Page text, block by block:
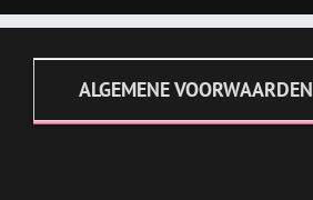
ALGEMENE VOORWAARDEN